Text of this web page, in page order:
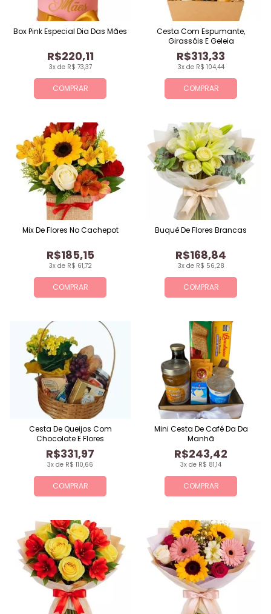
COMPRAR
3x de R$ 73,37
R$220,11
Box Pink Especial Dia Das Mães
COMPRAR
3x de R$ 104,44
R$313,33
Cesta Com Espumante,
Girassóis E Geleia
COMPRAR
3x de R$ 61,72
R$185,15
Mix De Flores No Cachepot
COMPRAR
3x de R$ 56,28
R$168,84
Buquê De Flores Brancas
COMPRAR
3x de R$ 110,66
R$331,97
Cesta De Queijos Com
Chocolate E Flores
COMPRAR
3x de R$ 81,14
R$243,42
Mini Cesta De Café Da Da
Manhã